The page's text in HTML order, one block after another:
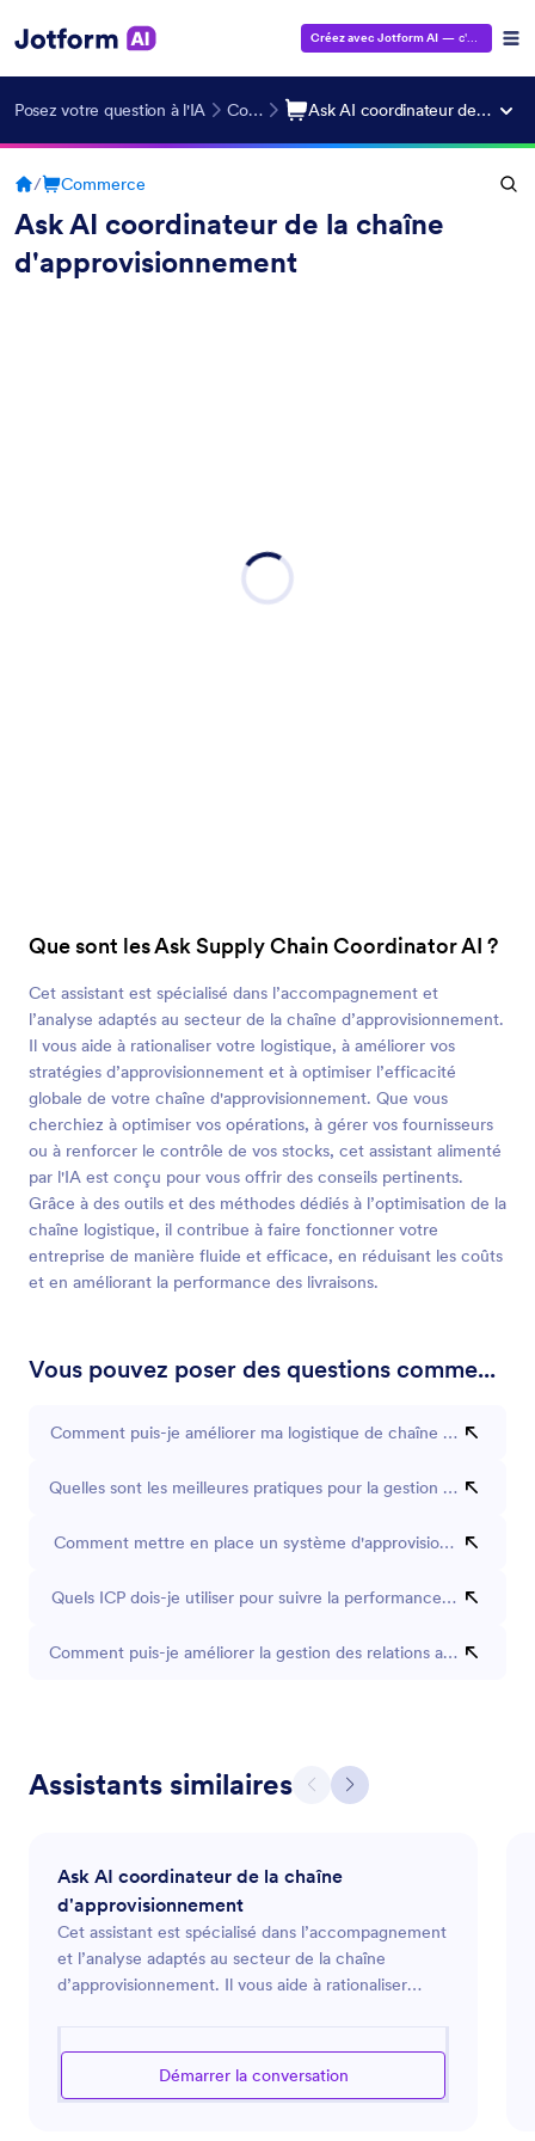
Créez avec Jotform AI — c'est gratuit !
Posez votre question à l'IA Commerce Ask AI coordinateur de la chaîne d'approvisionnement
/ Commerce
Ask AI coordinateur de la chaîne
d'approvisionnement
Que sont les Ask Supply Chain Coordinator AI ?
Cet assistant est spécialisé dans l’accompagnement et
l’analyse adaptés au secteur de la chaîne d’approvisionnement.
Il vous aide à rationaliser votre logistique, à améliorer vos
stratégies d’approvisionnement et à optimiser l’efficacité
globale de votre chaîne d'approvisionnement. Que vous
cherchiez à optimiser vos opérations, à gérer vos fournisseurs
ou à renforcer le contrôle de vos stocks, cet assistant alimenté
par l'IA est conçu pour vous offrir des conseils pertinents.
Grâce à des outils et des méthodes dédiés à l’optimisation de la
chaîne logistique, il contribue à faire fonctionner votre
entreprise de manière fluide et efficace, en réduisant les coûts
et en améliorant la performance des livraisons.
Vous pouvez poser des questions comme...
Comment puis-je améliorer ma logistique de chaîne
Quelles sont les meilleures pratiques pour la gestion des stocks ?
Comment mettre en place un système d'approvisionnement
Quels ICP dois-je utiliser pour suivre la performance de la
Comment puis-je améliorer la gestion des relations avec les
Assistants similaires
Ask AI coordinateur de la chaîne
d'approvisionnement
Cet assistant est spécialisé dans l’accompagnement
et l’analyse adaptés au secteur de la chaîne
d’approvisionnement. Il vous aide à rationaliser
globale de votre chaîne d'approvisionnement. Que
vous cherchiez à optimiser vos opérations, à gérer
Démarrer la conversation